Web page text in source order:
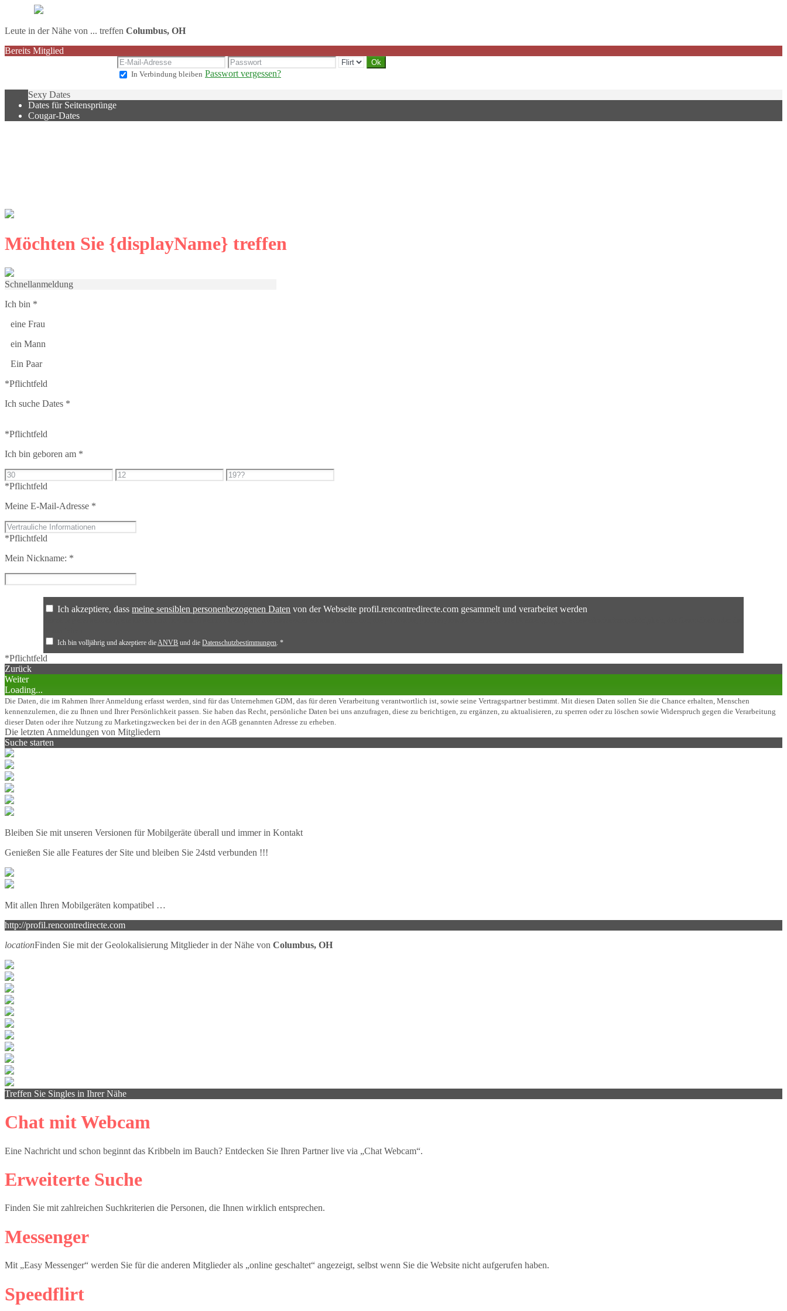
Leute in der Nähe von ... treffen Columbus, OH
Bereits Mitglied
In Verbindung bleiben Passwort vergessen?
Sexy Dates
Dates für Seitensprünge
Cougar-Dates
Möchten Sie {displayName} treffen
Schnellanmeldung
Ich bin *
eine Frau
ein Mann
Ein Paar
*Pflichtfeld
Ich suche Dates *
*Pflichtfeld
Ich bin geboren am *
*Pflichtfeld
Meine E-Mail-Adresse *
*Pflichtfeld
Mein Nickname: *
Ich akzeptiere, dassmeine sensiblen personenbezogenen Daten von der Webseite profil.rencontredirecte.com gesammelt und verarbeitet werden
Ich bin volljährig und akzeptiere die ANVB und dieDatenschutzbestimmungen .*
*Pflichtfeld
Zurück
Weiter
Loading...
Die Daten, die im Rahmen Ihrer Anmeldung erfasst werden, sind für das Unternehmen GDM, das für deren Verarbeitung verantwortlich ist, sowie seine Vertragspartner bestimmt. Mit diesen Daten sollen Sie die Chance erhalten, Menschen
kennenzulernen, die zu Ihnen und Ihrer Persönlichkeit passen. Sie haben das Recht, persönliche Daten bei uns anzufragen, diese zu berichtigen, zu ergänzen, zu aktualisieren, zu sperren oder zu löschen sowie Widerspruch gegen die Verarbeitung
dieser Daten oder ihre Nutzung zu Marketingzwecken bei der in den AGB genannten Adresse zu erheben.
Die letzten Anmeldungen von Mitgliedern
Suche starten
Bleiben Sie mit unseren Versionen für Mobilgeräte überall und immer in Kontakt
Genießen Sie alle Features der Site und bleiben Sie 24std verbunden !!!
Mit allen Ihren Mobilgeräten kompatibel …
http://profil.rencontredirecte.com
locationFinden Sie mit der Geolokalisierung Mitglieder in der Nähe von Columbus, OH
Treffen Sie Singles in Ihrer Nähe
Chat mit Webcam
Eine Nachricht und schon beginnt das Kribbeln im Bauch? Entdecken Sie Ihren Partner live via „Chat Webcam“.
Erweiterte Suche
Finden Sie mit zahlreichen Suchkriterien die Personen, die Ihnen wirklich entsprechen.
Messenger
Mit „Easy Messenger“ werden Sie für die anderen Mitglieder als „online geschaltet“ angezeigt, selbst wenn Sie die Website nicht aufgerufen haben.
Speedflirt